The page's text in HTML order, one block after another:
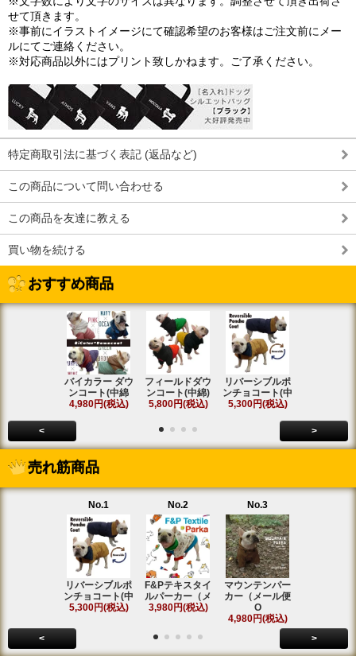
せて頂きます。
※事前にイラストイメージにて確認希望のお客様はご注文前にメー
ルにてご連絡ください。
※対応商品以外にはプリント致しかねます。ご了承ください。
特定商取引法に基づく表記 (返品など)
この商品について問い合わせる
この商品を友達に教える
買い物を続ける
おすすめ商品
バイカラー ダウ
ンコート(中綿
4,980円(税込)
フィールドダウ
ンコート(中綿)
5,800円(税込)
リバーシブルポ
ンチョコート(中
5,300円(税込)
< >
売れ筋商品
No.1
リバーシブルポ
ンチョコート(中
5,300円(税込)
No.2
F&Pテキスタイ
ルパーカー（メ
3,980円(税込)
No.3
マウンテンパー
カー（メール便
O
4,980円(税込)
< >